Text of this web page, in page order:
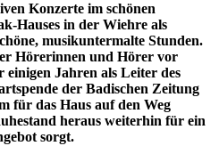
Konzerte im schönen
Hauses in der Wiehre als
musikuntermalte Stunden.
Hörerinnen und Hörer vor
Jahren als Leiter des
der Badischen Zeitung
für das Haus auf den Weg
heraus weiterhin für ein
sorgt.